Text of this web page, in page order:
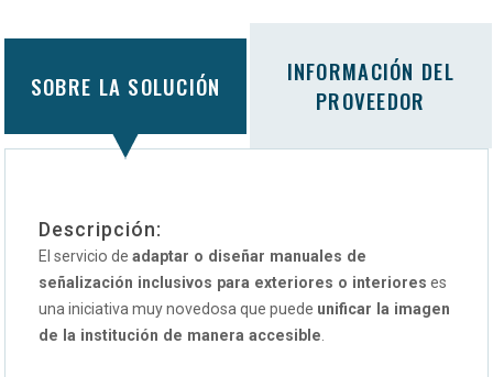
SOBRE LA SOLUCIÓN
INFORMACIÓN DEL
PROVEEDOR
Descripción:
El servicio deadaptar o diseñar manuales de
señalización inclusivos para exteriores o interiores es
una iniciativa muy novedosa que puede unificar la imagen
de la institución de manera accesible.